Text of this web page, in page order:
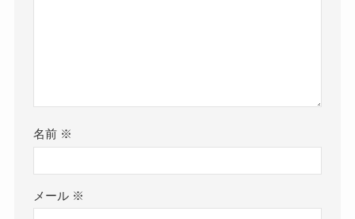
名前 ※
メール ※